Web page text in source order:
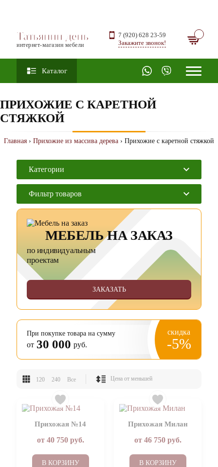
Татьянин день
интернет-магазин мебели
7 (920) 628 23-59
Закажите звонок!
Каталог
ПРИХОЖИЕ С КАРЕТНОЙ
СТЯЖКОЙ
Главная › Прихожие из массива дерева › Прихожие с каретной стяжкой
Категории
Фильтр товаров
МЕБЕЛЬ НА ЗАКАЗ
по индивидуальным
проектам
ЗАКАЗАТЬ
При покупке товара на сумму
от 30 000 руб.
скидка
-5%
120 240 Все
Прихожая №14
от 40 750руб.
В КОРЗИНУ
Прихожая Милан
от 46 750руб.
В КОРЗИНУ